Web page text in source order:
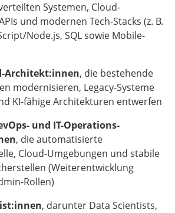
Systemen, Cloud-
und modernen Tech-Stacks (z. B.
Node.js, SQL sowie Mobile-
Architekt:innen, die bestehende
modernisieren, Legacy-Systeme
KI-fähige Architekturen entwerfen
und IT-Operations-
, die automatisierte
Cloud-Umgebungen und stabile
(Weiterentwicklung
Rollen)
, darunter Data Scientists,